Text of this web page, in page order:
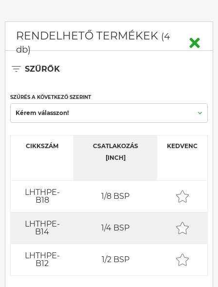
RENDELHETŐ TERMÉKEK (4
db)
SZŰRŐK
SZŰRÉS A KÖVETKEZŐ SZERINT
Kérem válasszon!
CIKKSZÁM
CSATLAKOZÁS
[INCH]
KEDVENC
LHTHPE-
B18
1/8 BSP
LHTHPE-
B14
1/4 BSP
LHTHPE-
B12
1/2 BSP